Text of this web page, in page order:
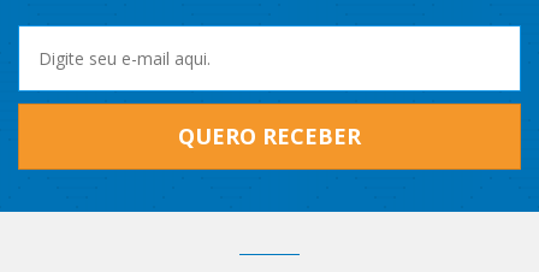
QUERO RECEBER